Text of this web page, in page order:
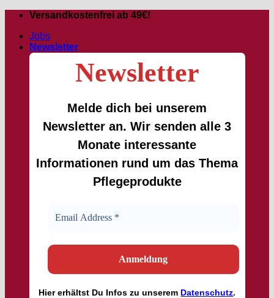
Zum
springen
Versandkostenfrei ab 49€!
Jobs
Newsletter
Newsletter
Melde dich bei unserem
Newsletter an. Wir senden alle 3
Monate interessante
Informationen rund um das Thema
Pflegeprodukte
Hiererhältst Du Infos zu unserem Datenschutz.